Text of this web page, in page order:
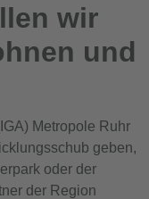
wir
und
Metropole Ruhr
geben,
oder der
der Region